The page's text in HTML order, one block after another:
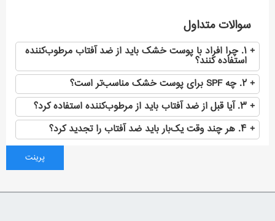
سوالات متداول
۱. چرا افراد با پوست خشک باید از ضد آفتاب مرطوب‌کننده
استفاده کنند؟
۲. چه SPF برای پوست خشک مناسب‌تر است؟
۳. آیا قبل از ضد آفتاب باید از مرطوب‌کننده استفاده کرد؟
۴. هر چند وقت یک‌بار باید ضد آفتاب را تجدید کرد؟
پرینت